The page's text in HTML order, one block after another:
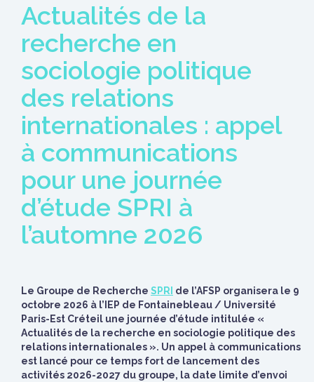
Actualités de la
recherche en
sociologie politique
des relations
internationales : appel
à communications
pour une journée
d’étude SPRI à
l’automne 2026
Le Groupe de Recherche SPRI de l’AFSP organisera le 9
octobre 2026 à l’IEP de Fontainebleau / Université
Paris-Est Créteil une journée d’étude intitulée «
Actualités de la recherche en sociologie politique des
relations internationales ». Un appel à communications
est lancé pour ce temps fort de lancement des
activités 2026-2027 du groupe, la date limite d’envoi